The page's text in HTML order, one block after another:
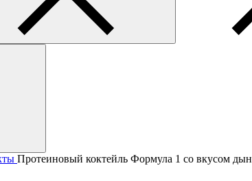
Протеиновый коктейль Формула 1 со вкусом